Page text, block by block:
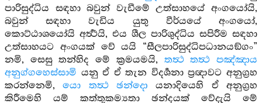
පාරිසුද්ධිය සඳහා බවුන් වැඩීමේ උත්සාහයේ අංගයෝයි,
බවුන් සඳහා වැඩිය යුතු වීර්යයේ අංගයෝ,
කොට්ඨාශයෝයි අර්‍ත්‍ථයි, එය ශීල පාරිශුද්ධිය සපිරීම සඳහා
උත්සාහයට අංගයක් වේ යයි “සීලපාරිසුද්ධිපධානයඞ්ගං”
නමි, සෙසු තන්හිද මේ ක්‍රමයමයි, තත්‍ථ තත්‍ථ පඤ්ඤාය
අනුග්ගහෙස්සාමි යනු ඒ ඒ තැන විදර්‍ශනා ප්‍රඥාවට අනුග්‍රහ
කරන්නෙමි,යො තත්‍ථ ඡන්දො යනාදියෙහි ඒ අනුග්‍රහ
කිරීමෙහි යම් කත්තුකම්‍යතා ඡන්දයක් වේදැයි මේ